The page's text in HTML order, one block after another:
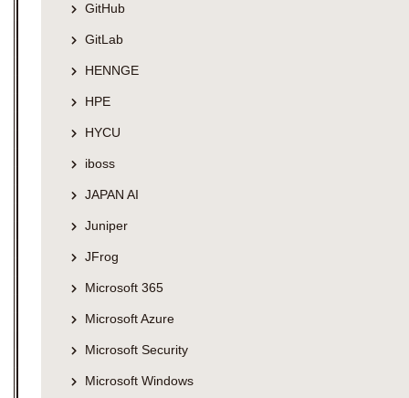
GitHub
GitLab
HENNGE
HPE
HYCU
iboss
JAPAN AI
Juniper
JFrog
Microsoft 365
Microsoft Azure
Microsoft Security
Microsoft Windows